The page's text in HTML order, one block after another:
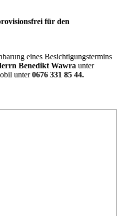
für den
eines Besichtigungstermins
Benedikt Wawra unter
unter0676 331 85 44.